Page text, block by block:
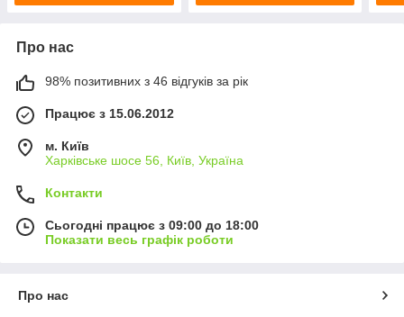
Про нас
98% позитивних з 46 відгуків за рік
Працює з 15.06.2012
м. Київ
Харківське шосе 56, Київ, Україна
Контакти
Сьогодні працює з 09:00 до 18:00
Показати весь графік роботи
Про нас